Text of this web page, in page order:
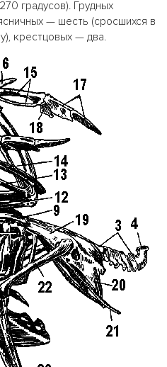
градусов). Грудных
— шесть (сросшихся в
крестцовых — два.